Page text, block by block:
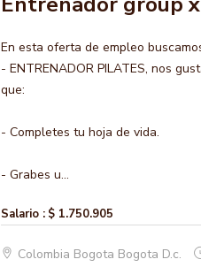
En esta oferta de empleo
- ENTRENADOR PILATES, nos
que:
- Completes tu hoja de vida.
- Grabes u...
Salario : $ 1.750.905
Colombia Bogota Bogota D.c.